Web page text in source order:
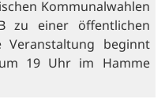
Kommunalwahlen
zu einer öffentlichen
Veranstaltung beginnt
19 Uhr im Hamme